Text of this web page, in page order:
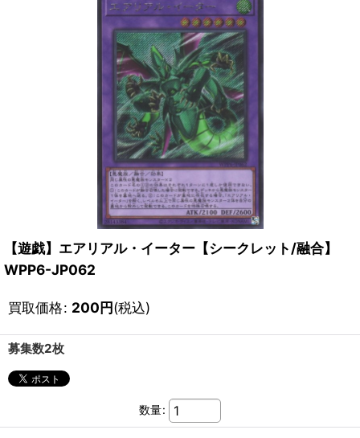
【遊戯】エアリアル・イーター【シークレット/融合】
WPP6-JP062
買取価格: 200円(税込)
募集数2枚
数量: